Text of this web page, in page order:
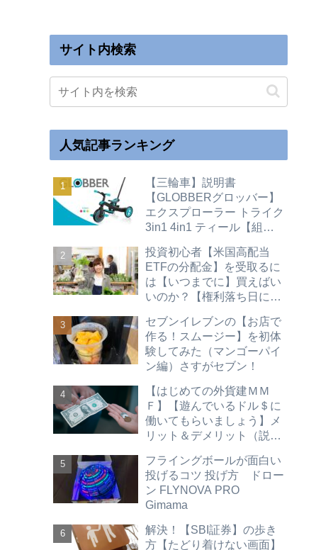
サイト内検索
人気記事ランキング
【三輪車】説明書
【GLOBBERグロッバー】
エクスプローラー トライク
3in1 4in1 ティール【組立
身】二輪
投資初心者【米国高配当
ETFの分配金】を受取るに
は【いつまでに】買えばい
いのか？【権利落ち日につ
優待 不労所得）hdv spyd
vym vti vt vig agg vwob
2026
セブンイレブンの【お店で
作る！スムージー】を初体
験してみた（マンゴーパイ
ン編）さすがセブン！
【はじめての外貨建ＭＭ
Ｆ】【遊んでいるドル＄に
働いてもらいましょう】メ
リット＆デメリット（説明
編）hdv spyd vym vti vt vig
agg vwob
フライングボールが面白い
投げるコツ 投げ方 ドロー
ン FLYNOVA PRO
Gimama
解決！【SBI証券】の歩き
方【たどり着けない画面】